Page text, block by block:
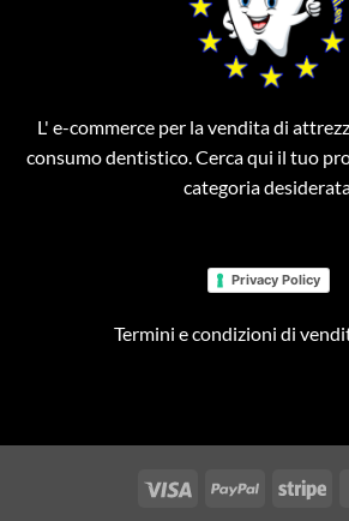
L' e-commerce per la vendita di
consumo dentistico. Cerca qui il tuo
categoria
Privacy Policy
Termini e condizioni di
Visa PayPal